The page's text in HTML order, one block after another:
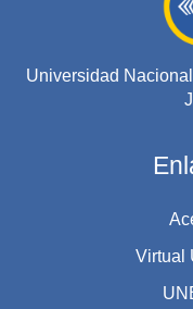
Universidad
Virtual